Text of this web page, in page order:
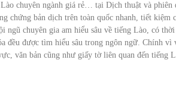
chuyên ngành giá rẻ… tại Dịch thuật và phiên
chứng bản dịch trên toàn quốc nhanh, tiết kiệm
ngũ chuyên gia am hiểu sâu về tiếng Lào, có thời
đều được tìm hiểu sâu trong ngôn ngữ. Chính vì
văn bản cũng như giấy tờ liên quan đến tiếng